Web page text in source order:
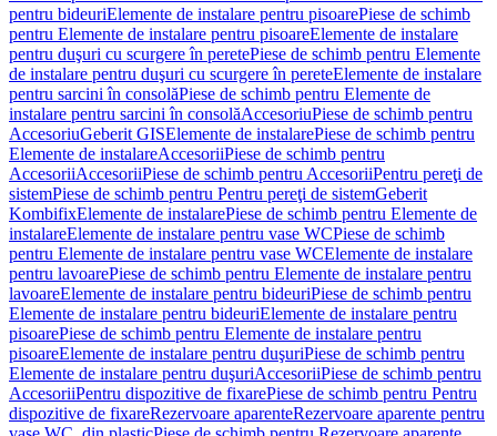
pentru bideuriElemente de instalare pentru pisoarePiese de schimb
pentru Elemente de instalare pentru pisoareElemente de instalare
pentru duşuri cu scurgere în peretePiese de schimb pentru Elemente
de instalare pentru duşuri cu scurgere în pereteElemente de instalare
pentru sarcini în consolăPiese de schimb pentru Elemente de
instalare pentru sarcini în consolăAccesoriuPiese de schimb pentru
AccesoriuGeberit GISElemente de instalarePiese de schimb pentru
Elemente de instalareAccesoriiPiese de schimb pentru
AccesoriiAccesoriiPiese de schimb pentru AccesoriiPentru pereţi de
sistemPiese de schimb pentru Pentru pereţi de sistemGeberit
KombifixElemente de instalarePiese de schimb pentru Elemente de
instalareElemente de instalare pentru vase WCPiese de schimb
pentru Elemente de instalare pentru vase WCElemente de instalare
pentru lavoarePiese de schimb pentru Elemente de instalare pentru
lavoareElemente de instalare pentru bideuriPiese de schimb pentru
Elemente de instalare pentru bideuriElemente de instalare pentru
pisoarePiese de schimb pentru Elemente de instalare pentru
pisoareElemente de instalare pentru duşuriPiese de schimb pentru
Elemente de instalare pentru duşuriAccesoriiPiese de schimb pentru
AccesoriiPentru dispozitive de fixarePiese de schimb pentru Pentru
dispozitive de fixareRezervoare aparenteRezervoare aparente pentru